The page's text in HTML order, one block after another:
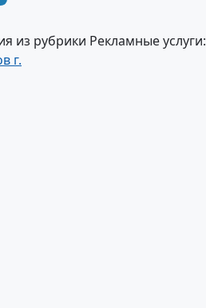
из рубрики Рекламные услуги:
г.